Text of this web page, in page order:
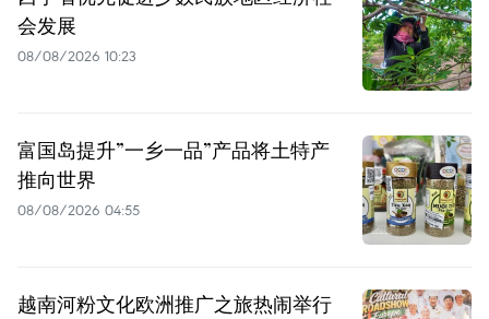
会发展
08/08/2026 10:23
富国岛提升”一乡一品”产品将土特产
推向世界
08/08/2026 04:55
越南河粉文化欧洲推广之旅热闹举行